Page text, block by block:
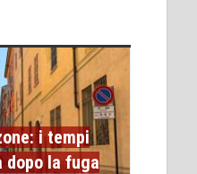
i tempi
la fuga